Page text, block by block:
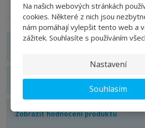
Na našich webových stránkách
cookies. Některé z nich jsou
nám pomáhají vylepšit tento web a
zážitek. Souhlasíte s používáním
Nastavení
Souhlasím
Zobrazit technické parametry
Zobrazit hodnocení produktu